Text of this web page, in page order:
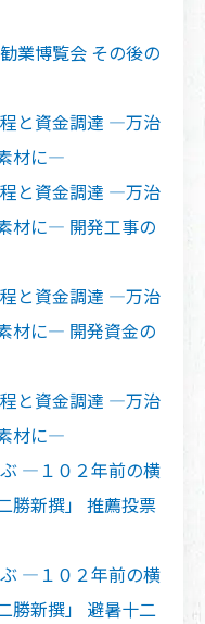
業博覧会 その後の
と資金調達 ―万治
材に―
と資金調達 ―万治
材に― 開発工事の
と資金調達 ―万治
材に― 開発資金の
と資金調達 ―万治
材に―
―１０２年前の横
勝新撰」 推薦投票
―１０２年前の横
勝新撰」 避暑十二